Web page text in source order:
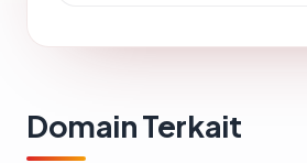
Domain Terkait